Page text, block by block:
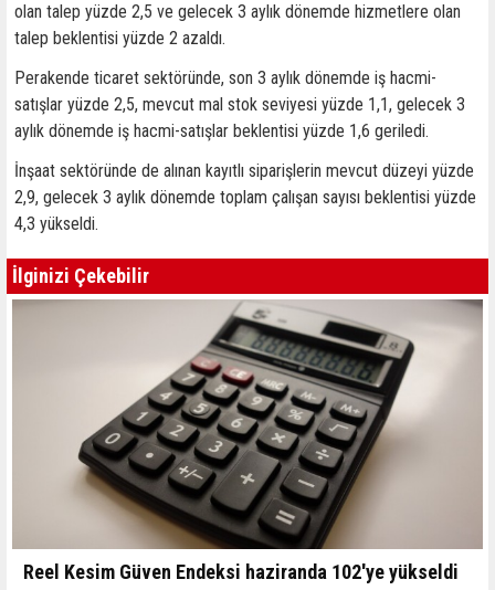
olan talep yüzde 2,5 ve gelecek 3 aylık dönemde hizmetlere olan
talep beklentisi yüzde 2 azaldı.
Perakende ticaret sektöründe, son 3 aylık dönemde iş hacmi-
satışlar yüzde 2,5, mevcut mal stok seviyesi yüzde 1,1, gelecek 3
aylık dönemde iş hacmi-satışlar beklentisi yüzde 1,6 geriledi.
İnşaat sektöründe de alınan kayıtlı siparişlerin mevcut düzeyi yüzde
2,9, gelecek 3 aylık dönemde toplam çalışan sayısı beklentisi yüzde
4,3 yükseldi.
İlginizi Çekebilir
Reel Kesim Güven Endeksi haziranda 102'ye yükseldi